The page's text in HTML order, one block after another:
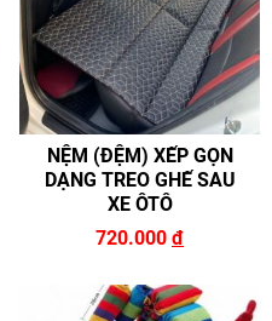
NỆM (ĐỆM) XẾP GỌN
DẠNG TREO GHẾ SAU
XE ÔTÔ
720.000 đ